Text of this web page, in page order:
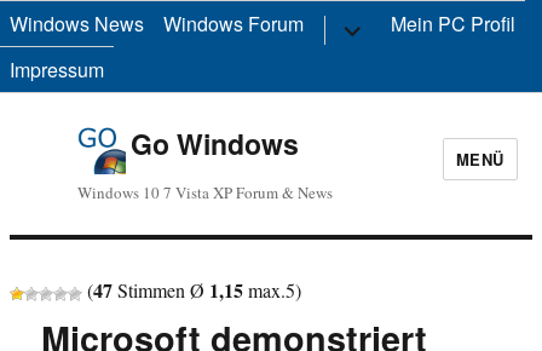
Windows News Windows Forum Untermenü
anzeigen
Mein PC Profil
Impressum
Go Windows
Windows 10 7 Vista XP Forum & News
MENÜ
(47Stimmen Ø 1,15max.5)
Microsoft demonstriert